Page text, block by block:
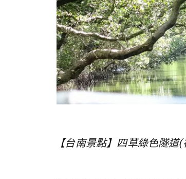
【台南景點】四草綠色隧